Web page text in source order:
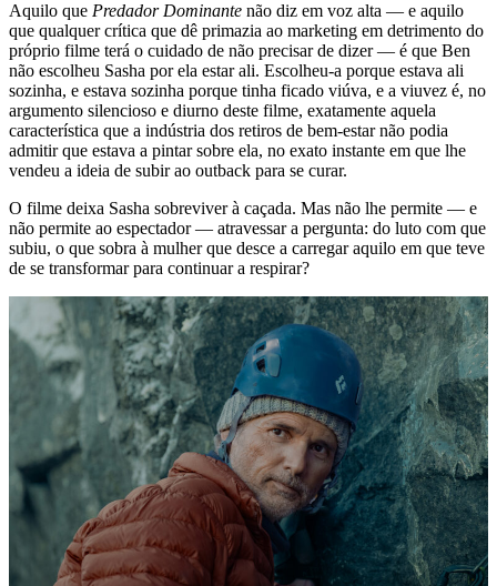
Aquilo que Predador Dominante não diz em voz alta — e aquilo
que qualquer crítica que dê primazia ao marketing em detrimento do
próprio filme terá o cuidado de não precisar de dizer — é que Ben
não escolheu Sasha por ela estar ali. Escolheu-a porque estava ali
sozinha, e estava sozinha porque tinha ficado viúva, e a viuvez é, no
argumento silencioso e diurno deste filme, exatamente aquela
característica que a indústria dos retiros de bem-estar não podia
admitir que estava a pintar sobre ela, no exato instante em que lhe
vendeu a ideia de subir ao outback para se curar.
O filme deixa Sasha sobreviver à caçada. Mas não lhe permite — e
não permite ao espectador — atravessar a pergunta: do luto com que
subiu, o que sobra à mulher que desce a carregar aquilo em que teve
de se transformar para continuar a respirar?